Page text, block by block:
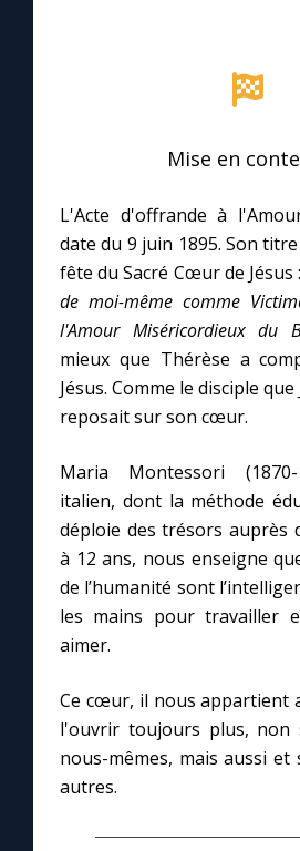
Prier au quotidien
Avec Thérèse de Lisieux
L'Évangile chaque jour
Les premiers samedis du mois
Marie qui défait les nœuds
Me consacrer à Jésus par
Mes intentions de prière
Une Minute avec Marie
Une neuvaine
À la une
1000 Raisons de Croire
Chapelet pour le monde
Mise en
L'Acte d'offrande à
date du 9 juin 1895. Son
fête du Sacré Cœur de Jésus
de moi-même comme
l'Amour Miséricordieux du
mieux que Thérèse a
Jésus. Comme le disciple
reposait sur son cœur.
Maria Montessori (1870-
italien, dont la méthode
déploie des trésors auprès
à 12 ans, nous enseigne
de l’humanité sont
les mains pour travailler
aimer.
Ce cœur, il nous appartient
l'ouvrir toujours plus, non
nous-mêmes, mais aussi
autres.